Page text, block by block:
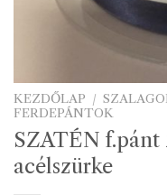
KEZDŐLAP /
FERDEPÁNTOK
SZATÉN f.pánt
acélszürke